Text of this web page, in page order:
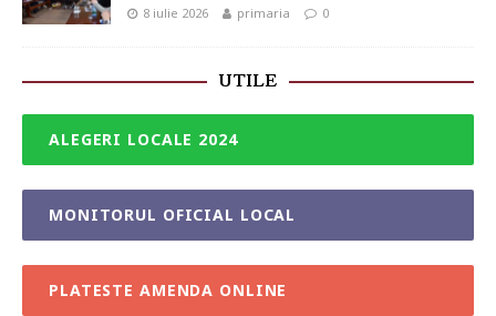
8 iulie 2026 primaria 0
UTILE
ALEGERI LOCALE 2024
MONITORUL OFICIAL LOCAL
PLATESTE AMENDA ONLINE